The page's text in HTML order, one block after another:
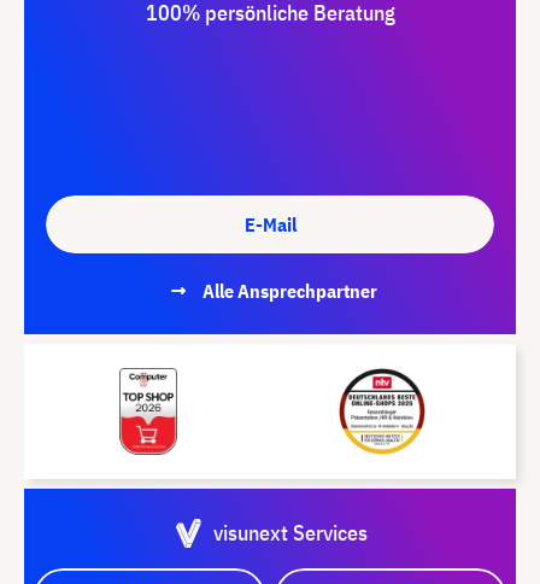
100% persönliche Beratung
E-Mail
Alle Ansprechpartner
visunext Services